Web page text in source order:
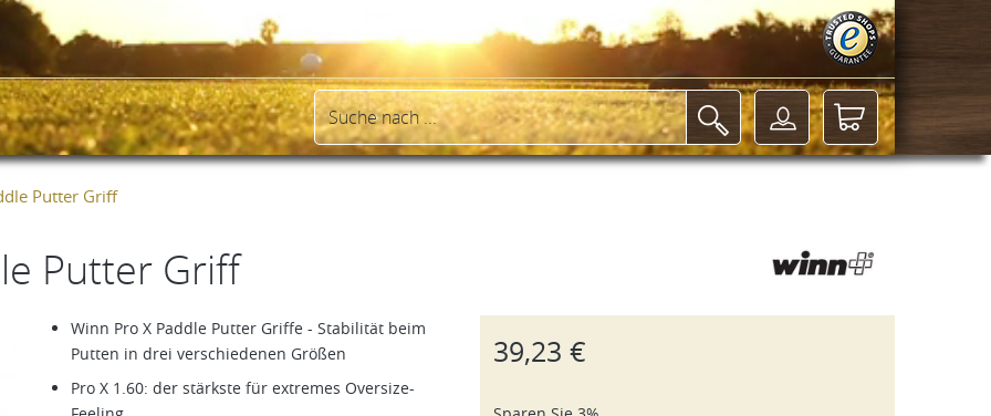
Putter Griff
Putter Griff
Winn Pro X Paddle Putter Griffe - Stabilität beim
Putten in drei verschiedenen Größen
Pro X 1.60: der stärkste für extremes Oversize-
39,23 €